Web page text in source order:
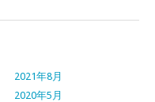
2021年8月
2020年5月